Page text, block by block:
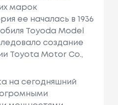
марок
ее началась в 1936
Toyoda Model
создание
Toyota Motor Co.,
на сегодняшний